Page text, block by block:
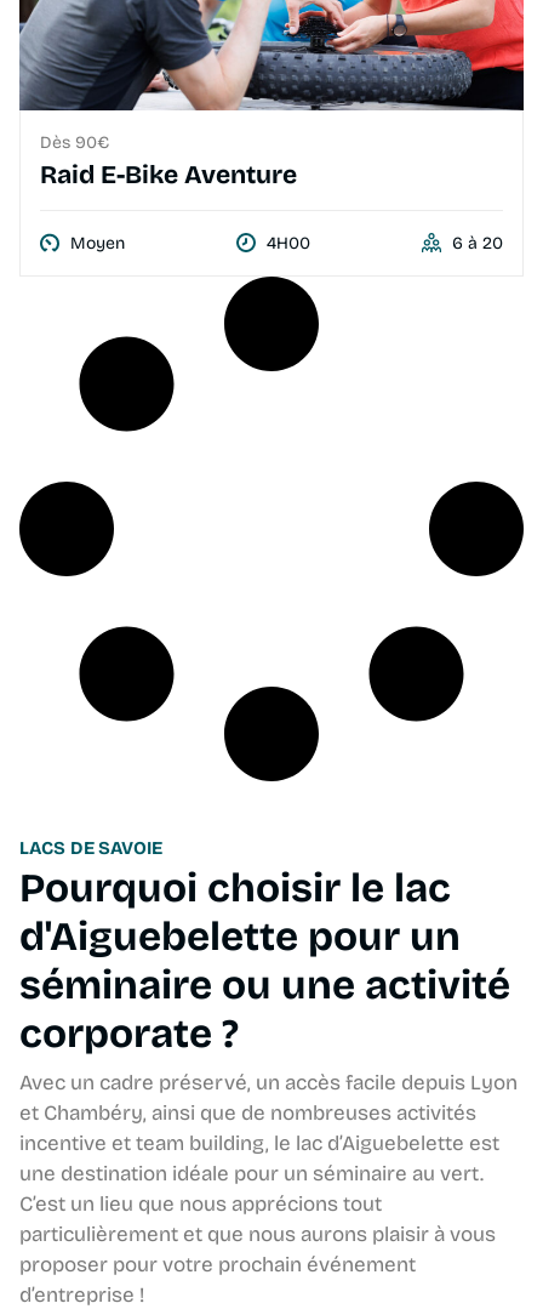
Dès 90€
Raid E-Bike Aventure
Moyen 4H00 6 à 20
LACS DE SAVOIE
Pourquoi choisir le lac
d'Aiguebelette pour un
séminaire ou une activité
corporate ?
Avec un cadre préservé, un accès facile depuis Lyon
et Chambéry, ainsi que de nombreuses activités
incentive et team building, le lac d’Aiguebelette est
une destination idéale pour un séminaire au vert.
C’est un lieu que nous apprécions tout
particulièrement et que nous aurons plaisir à vous
proposer pour votre prochain événement
d’entreprise !